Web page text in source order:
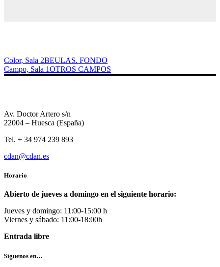
Color, Sala 2BEULAS. FONDO
Campo, Sala 1OTROS CAMPOS
Av. Doctor Artero s/n
22004 – Huesca (España)
Tel. + 34 974 239 893
cdan@cdan.es
Horario
Abierto de jueves a domingo en el siguiente horario:
Jueves y domingo: 11:00-15:00 h
Viernes y sábado: 11:00-18:00h
Entrada libre
Síguenos en…